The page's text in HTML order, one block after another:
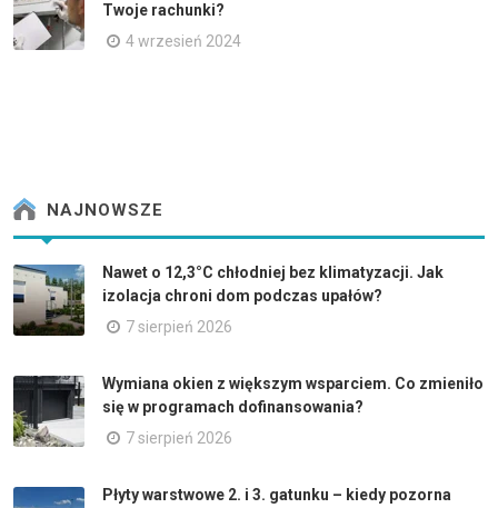
Twoje rachunki?
4 wrzesień 2024
NAJNOWSZE
Nawet o 12,3°C chłodniej bez klimatyzacji. Jak
izolacja chroni dom podczas upałów?
7 sierpień 2026
Wymiana okien z większym wsparciem. Co zmieniło
się w programach dofinansowania?
7 sierpień 2026
Płyty warstwowe 2. i 3. gatunku – kiedy pozorna